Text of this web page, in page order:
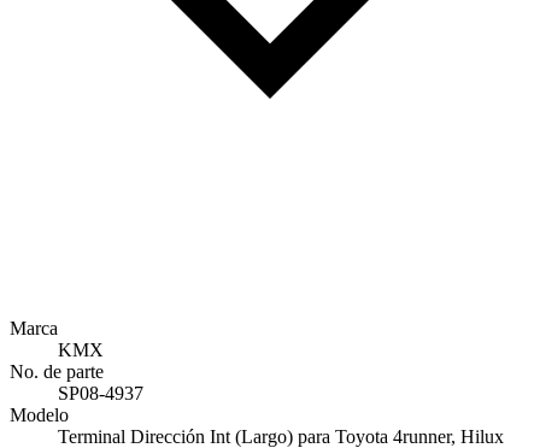
Marca
KMX
No. de parte
SP08-4937
Modelo
Terminal Dirección Int (Largo) para Toyota 4runner, Hilux